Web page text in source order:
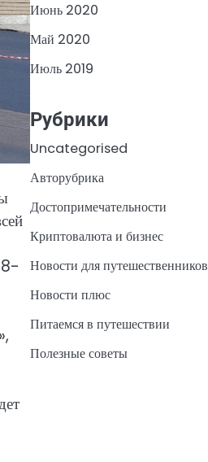
Июнь 2020
Май 2020
Июль 2019
Рубрики
Uncategorised
Авторубрика
Достопримечательности
Криптовалюта и бизнес
Новости для путешественников
Новости плюс
Питаемся в путешествии
Полезные советы